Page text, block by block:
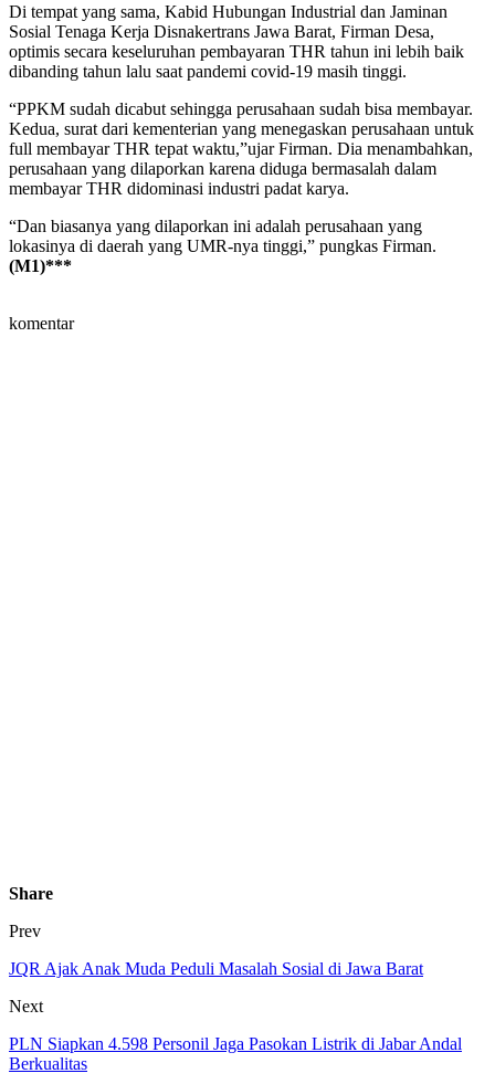
Di tempat yang sama, Kabid Hubungan Industrial dan Jaminan
Sosial Tenaga Kerja Disnakertrans Jawa Barat, Firman Desa,
optimis secara keseluruhan pembayaran THR tahun ini lebih baik
dibanding tahun lalu saat pandemi covid-19 masih tinggi.
“PPKM sudah dicabut sehingga perusahaan sudah bisa membayar.
Kedua, surat dari kementerian yang menegaskan perusahaan untuk
full membayar THR tepat waktu,”ujar Firman. Dia menambahkan,
perusahaan yang dilaporkan karena diduga bermasalah dalam
membayar THR didominasi industri padat karya.
“Dan biasanya yang dilaporkan ini adalah perusahaan yang
lokasinya di daerah yang UMR-nya tinggi,” pungkas Firman.
(M1)***
komentar
Share
Prev
JQR Ajak Anak Muda Peduli Masalah Sosial di Jawa Barat
Next
PLN Siapkan 4.598 Personil Jaga Pasokan Listrik di Jabar Andal
Berkualitas